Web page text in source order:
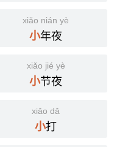
xiǎo nián yè
小年夜
xiǎo jié yè
小节夜
xiǎo dǎ
小打